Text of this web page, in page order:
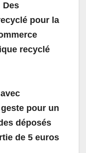
Des
pour la
recyclé
pour un
déposés
de 5 euros